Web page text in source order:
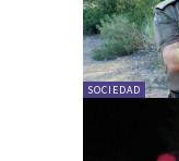
SOCIEDAD